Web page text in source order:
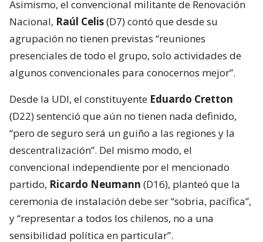
Asimismo, el convencional militante de Renovación
Nacional, Raúl Celis(D7) contó que desde su
agrupación no tienen previstas “reuniones
presenciales de todo el grupo, solo actividades de
algunos convencionales para conocernos mejor”.
Desde la UDI, el constituyente Eduardo Cretton
(D22) sentenció que aún no tienen nada definido,
“pero de seguro será un guiño a las regiones y la
descentralización”. Del mismo modo, el
convencional independiente por el mencionado
partido, Ricardo Neumann (D16), planteó que la
ceremonia de instalación debe ser “sobria, pacífica”,
y “representar a todos los chilenos, no a una
sensibilidad política en particular”.